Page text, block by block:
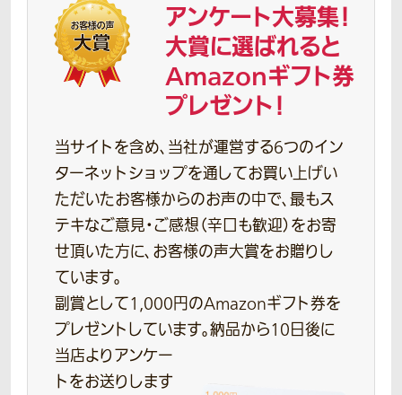
アンケート大募集！
大賞に選ばれると
Amazonギフト券
プレゼント！
当サイトを含め、当社が運営する6つのイン
ターネットショップを通してお買い上げい
ただいたお客様からのお声の中で、最もス
テキなご意見・ご感想（辛口も歓迎）をお寄
せ頂いた方に、お客様の声大賞をお贈りし
ています。
副賞として1,000円のAmazonギフト券を
プレゼントしています。納品から10日後に
当店よりアンケー
トをお送りします